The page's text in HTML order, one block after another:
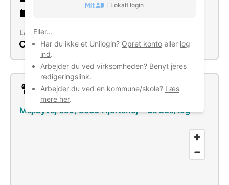
Lokalt login
Eller...
Har du ikke et Unilogin? Opret konto eller log
ind.
Arbejder du ved virksomheden? Benyt jeres
redigeringslink.
Arbejder du ved en kommune/skole? Læs
mere her.
Læs mere
Søg
Lokation
Mejlbyvej 689, 8530 Hjortshøj – Se bus/tog